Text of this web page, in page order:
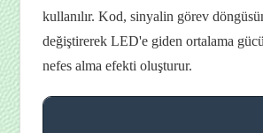
kullanılır. Kod, sinyalin görev
değiştirerek LED'e giden ortalama
nefes alma efekti oluşturur.